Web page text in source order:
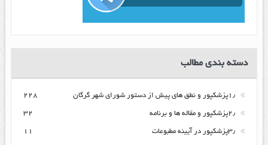
دسته بندی مطالب
۱٫پزشکپور و نطق های پیش از دستور شورای شهر گرگان ۲۲۸
۲٫پزشکپور و مقاله ها و برنامه ۳۲
۳٫پزشکپور در آیینه مطبوعات ۱۱